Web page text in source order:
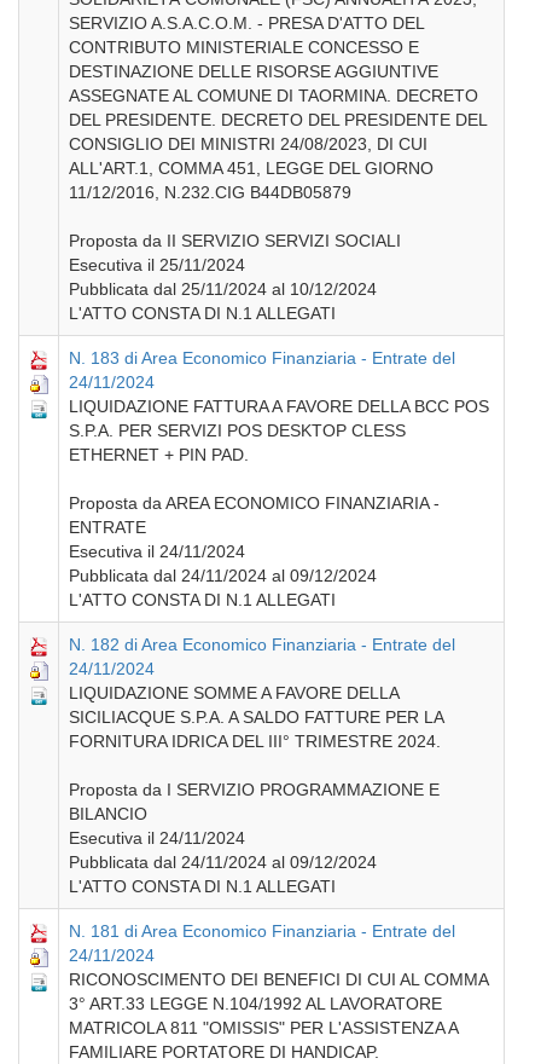
SERVIZIO A.S.A.C.O.M. - PRESA D'ATTO DEL
CONTRIBUTO MINISTERIALE CONCESSO E
DESTINAZIONE DELLE RISORSE AGGIUNTIVE
ASSEGNATE AL COMUNE DI TAORMINA. DECRETO
DEL PRESIDENTE. DECRETO DEL PRESIDENTE DEL
CONSIGLIO DEI MINISTRI 24/08/2023, DI CUI
ALL'ART.1, COMMA 451, LEGGE DEL GIORNO
11/12/2016, N.232.CIG B44DB05879
Proposta da II SERVIZIO SERVIZI SOCIALI
Esecutiva il 25/11/2024
Pubblicata dal 25/11/2024 al 10/12/2024
L'ATTO CONSTA DI N.1 ALLEGATI
N. 183 di Area Economico Finanziaria - Entrate del
24/11/2024
LIQUIDAZIONE FATTURA A FAVORE DELLA BCC POS
S.P.A. PER SERVIZI POS DESKTOP CLESS
ETHERNET + PIN PAD.
Proposta da AREA ECONOMICO FINANZIARIA -
ENTRATE
Esecutiva il 24/11/2024
Pubblicata dal 24/11/2024 al 09/12/2024
L'ATTO CONSTA DI N.1 ALLEGATI
N. 182 di Area Economico Finanziaria - Entrate del
24/11/2024
LIQUIDAZIONE SOMME A FAVORE DELLA
SICILIACQUE S.P.A. A SALDO FATTURE PER LA
FORNITURA IDRICA DEL III° TRIMESTRE 2024.
Proposta da I SERVIZIO PROGRAMMAZIONE E
BILANCIO
Esecutiva il 24/11/2024
Pubblicata dal 24/11/2024 al 09/12/2024
L'ATTO CONSTA DI N.1 ALLEGATI
N. 181 di Area Economico Finanziaria - Entrate del
24/11/2024
RICONOSCIMENTO DEI BENEFICI DI CUI AL COMMA
3° ART.33 LEGGE N.104/1992 AL LAVORATORE
MATRICOLA 811 "OMISSIS" PER L'ASSISTENZA A
FAMILIARE PORTATORE DI HANDICAP.